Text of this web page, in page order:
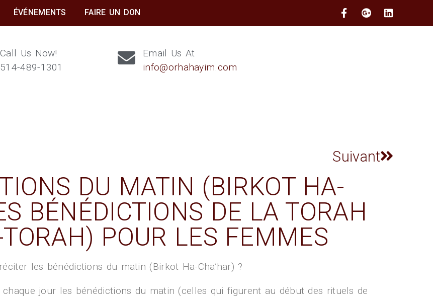
ÉVÉNEMENTS FAIRE UN DON
Call Us Now!
514-489-1301
Email Us At
info@orhahayim.com
Suivant
DU MATIN (BIRKOT HA-
BÉNÉDICTIONS DE LA TORAH
POUR LES FEMMES
les bénédictions du matin (Birkot Ha-Cha’har) ?
jour les bénédictions du matin (celles qui figurent au début des rituels de